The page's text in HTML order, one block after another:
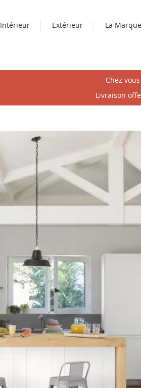
Intérieur Extérieur La Marque
Chez
Livraison